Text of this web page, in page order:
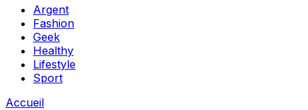
Argent
Fashion
Geek
Healthy
Lifestyle
Sport
Accueil